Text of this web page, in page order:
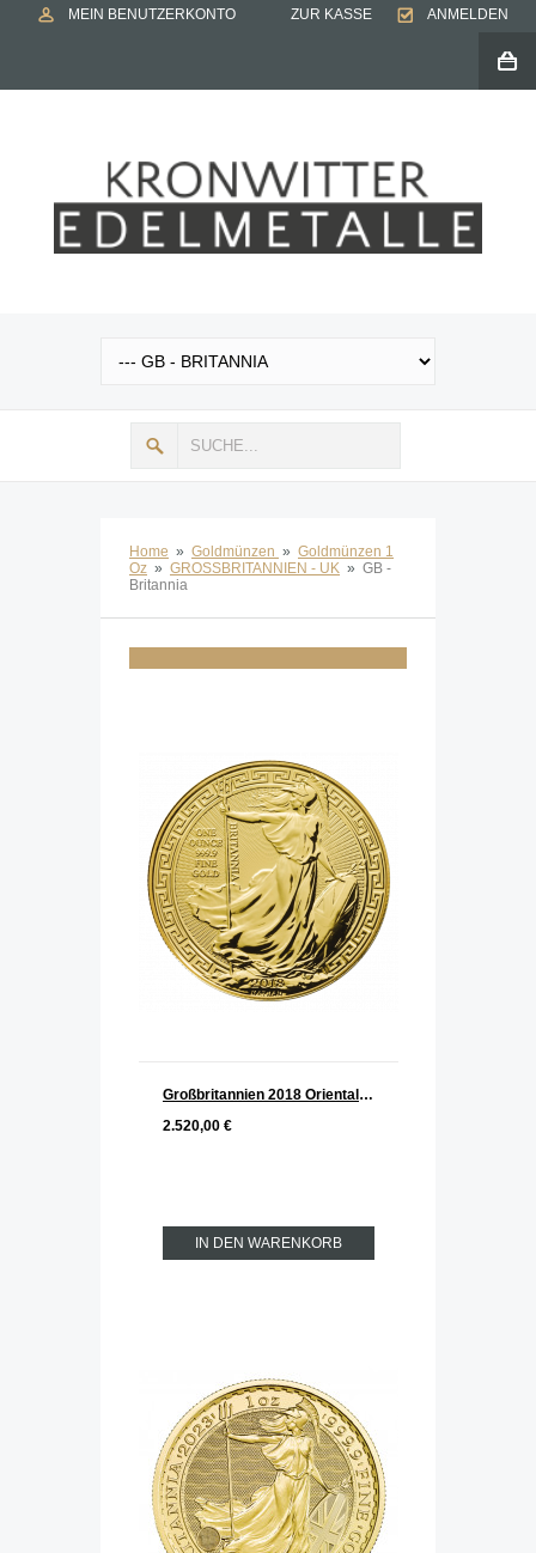
MEIN BENUTZERKONTO ZUR KASSE ANMELDEN
Home » Goldmünzen » Goldmünzen 1
Oz » GROSSBRITANNIEN - UK » GB -
Britannia
Großbritannien 2018 Oriental Border Britannia Gold 1 oz
2.520,00 €
IN DEN WARENKORB